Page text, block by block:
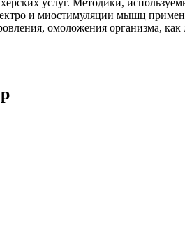
и миостимуляции мышц
омоложения организма, как